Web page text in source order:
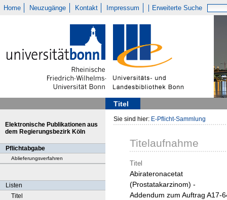
Home Neuzugänge Kontakt Impressum Erweiterte Suche
Titel
Elektronische Publikationen aus
dem Regierungsbezirk Köln
Pflichtabgabe
Ablieferungsverfahren
Listen
Titel
Sie sind hier: E-Pflicht-Sammlung
Titelaufnahme
Titel
Abirateronacetat
(Prostatakarzinom) -
Addendum zum Auftrag A17-